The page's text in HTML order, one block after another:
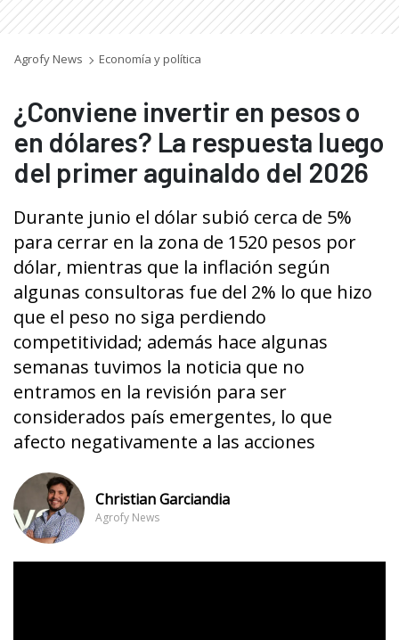
Agrofy News Economía y política
¿Conviene invertir en pesos o
en dólares? La respuesta luego
del primer aguinaldo del 2026
Durante junio el dólar subió cerca de 5%
para cerrar en la zona de 1520 pesos por
dólar, mientras que la inflación según
algunas consultoras fue del 2% lo que hizo
que el peso no siga perdiendo
competitividad; además hace algunas
semanas tuvimos la noticia que no
entramos en la revisión para ser
considerados país emergentes, lo que
afecto negativamente a las acciones
Christian Garciandia
Agrofy News